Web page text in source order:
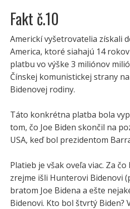
Fakt č.10
Americkí vyšetrovatelia získali
America, ktoré siahajú 14
platbu vo výške 3 miliónov
Čínskej komunistickej strany
Bidenovej rodiny.
Táto konkrétna platba bola
tom, čo Joe Biden skončil na
USA, keď bol prezidentom
Platieb je však oveľa viac. Za
zrejme išli Hunterovi Bidenovi
bratom Joe Bidena a ešte
Bidenovi. Kto bol štvrtý Biden?